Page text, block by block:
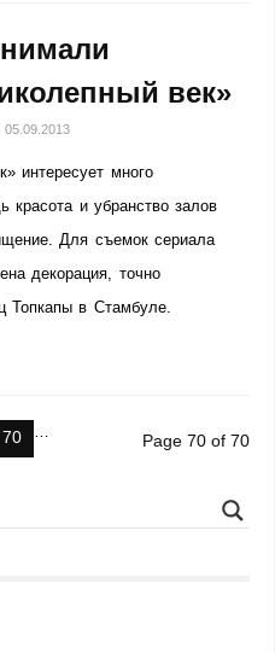
век»
05.09.2013
интересует много
красота и убранство залов
Для съемок сериала
декорация, точно
Топкапы в Стамбуле.
…
70 Page 70 of 70